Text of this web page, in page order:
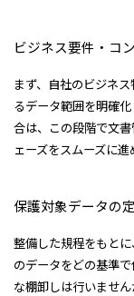
ビジネス要件・コ
まず、自社のビジネ
るデータ範囲を明確
合は、この段階で文
ェーズをスムーズに進
保護対象データの
整備した規程をもと
のデータをどの基準
な棚卸しは行いませ